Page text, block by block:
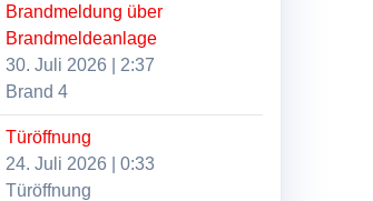
Brandmeldung über
Brandmeldeanlage
30. Juli 2026
2:37
Brand 4
Türöffnung
24. Juli 2026 |0:33
Türöffnung